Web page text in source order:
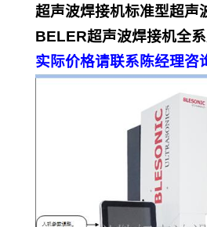
超声波焊接机标准型超声
BELER超声波焊接机全
实际价格请联系陈经理咨